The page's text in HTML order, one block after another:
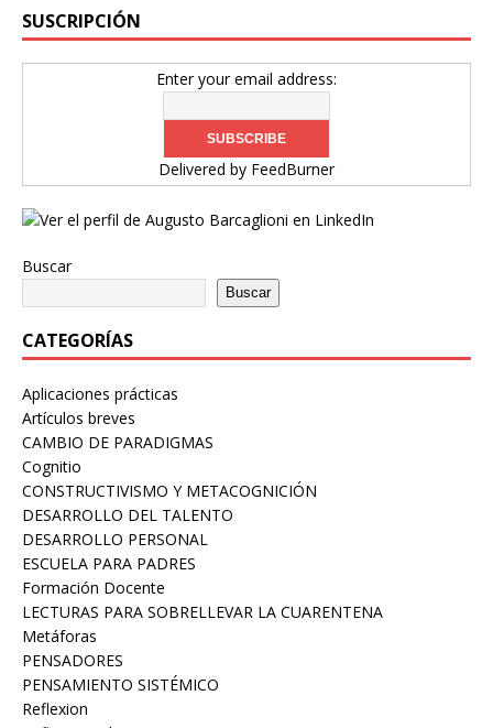
SUSCRIPCIÓN
Enter your email address:
Delivered by FeedBurner
Buscar
Buscar
CATEGORÍAS
Aplicaciones prácticas
Artículos breves
CAMBIO DE PARADIGMAS
Cognitio
CONSTRUCTIVISMO Y METACOGNICIÓN
DESARROLLO DEL TALENTO
DESARROLLO PERSONAL
ESCUELA PARA PADRES
Formación Docente
LECTURAS PARA SOBRELLEVAR LA CUARENTENA
Metáforas
PENSADORES
PENSAMIENTO SISTÉMICO
Reflexion